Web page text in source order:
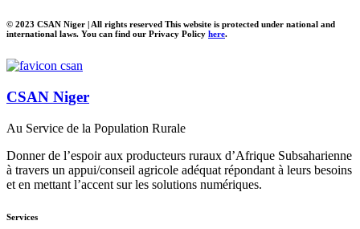
© 2023 CSAN Niger | All rights reserved This website is protected under national and
international laws. You can find our Privacy Policy here.
CSAN Niger
Au Service de la Population Rurale
Donner de l’espoir aux producteurs ruraux d’Afrique Subsaharienne
à travers un appui/conseil agricole adéquat répondant à leurs besoins
et en mettant l’accent sur les solutions numériques.
Services